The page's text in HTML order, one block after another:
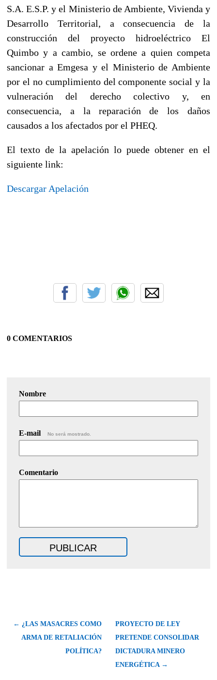
S.A. E.S.P. y el Ministerio de Ambiente, Vivienda y
Desarrollo Territorial, a consecuencia de la
construcción del proyecto hidroeléctrico El
Quimbo y a cambio, se ordene a quien competa
sancionar a Emgesa y el Ministerio de Ambiente
por el no cumplimiento del componente social y la
vulneración del derecho colectivo y, en
consecuencia, a la reparación de los daños
causados a los afectados por el PHEQ.
El texto de la apelación lo puede obtener en el
siguiente link:
Descargar Apelación
0 COMENTARIOS
Nombre
E-mail No será mostrado.
Comentario
← ¿LAS MASACRES COMO
ARMA DE RETALIACIÓN
POLÍTICA?
PROYECTO DE LEY
PRETENDE CONSOLIDAR
DICTADURA MINERO
ENERGÉTICA →